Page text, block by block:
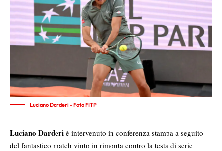
Luciano Darderi - Foto FITP
Luciano Darderi è intervenuto in conferenza stampa a seguito
del fantastico match vinto in rimonta contro la testa di serie